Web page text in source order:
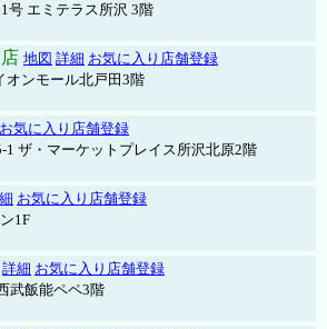
号 エミテラス所沢 3階
地図 詳細 お気に入り店舗登録
ンモール北戸田3階
お気に入り店舗登録
1 ザ・マーケットプレイス所沢北原2階
お気に入り店舗登録
1F
詳細 お気に入り店舗登録
武飯能ペペ3階